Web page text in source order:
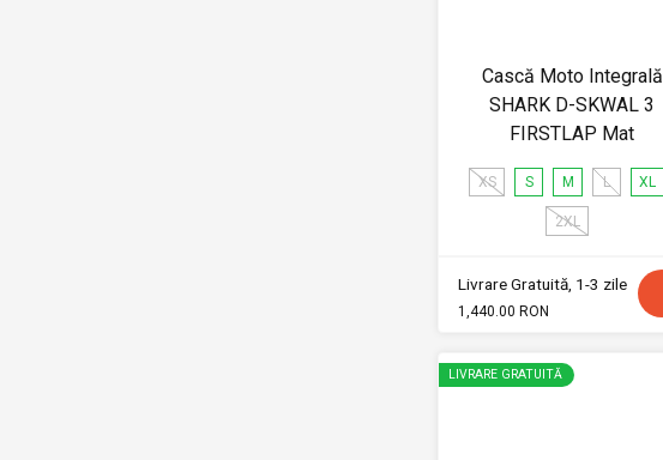
Cască Moto Integrală
SHARK D-SKWAL 3
FIRSTLAP Mat
XS S M L XL
2XL
Livrare Gratuită, 1-3 zile
1,440.00 RON
LIVRARE GRATUITĂ